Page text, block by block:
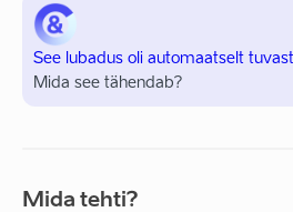
See lubadus oli automaatselt
Mida see tähendab?
Mida tehti?